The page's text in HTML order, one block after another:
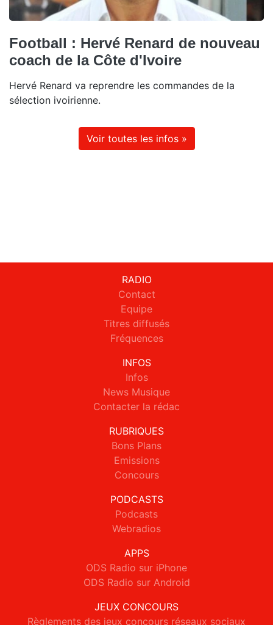
Football : Hervé Renard de nouveau
coach de la Côte d'Ivoire
Hervé Renard va reprendre les commandes de la
sélection ivoirienne.
Voir toutes les infos »
RADIO
Contact
Equipe
Titres diffusés
Fréquences
INFOS
Infos
News Musique
Contacter la rédac
RUBRIQUES
Bons Plans
Emissions
Concours
PODCASTS
Podcasts
Webradios
APPS
ODS Radio sur iPhone
ODS Radio sur Android
JEUX CONCOURS
Règlements des jeux concours réseaux sociaux